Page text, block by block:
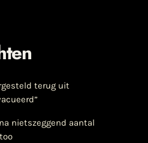
terug uit
nietszeggend aantal